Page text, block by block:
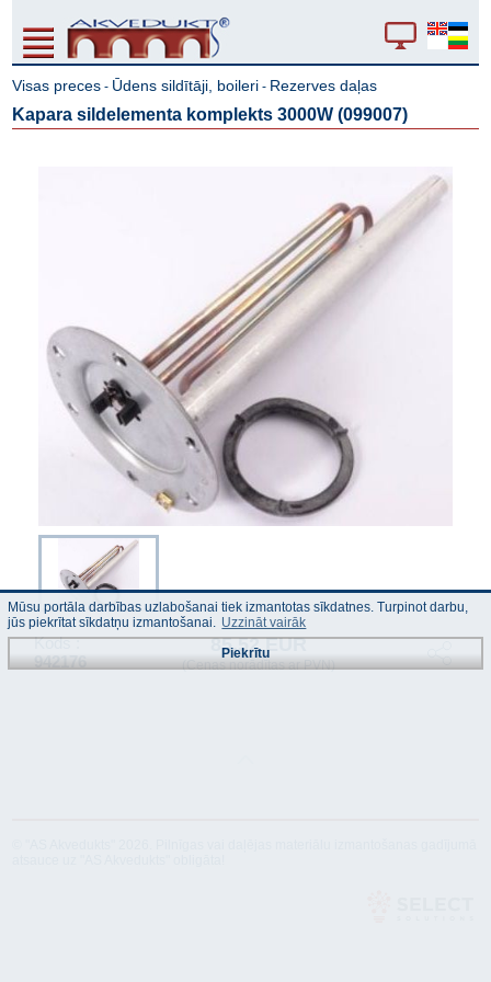
Visas preces - Ūdens sildītāji, boileri - Rezerves daļas
Kapara sildelementa komplekts 3000W (099007)
Kods :
942176
85.52 EUR
(Cenas norādītas ar PVN)
Mūsu portāla darbības uzlabošanai tiek izmantotas sīkdatnes. Turpinot darbu,
jūs piekrītat sīkdatņu izmantošanai. Uzzināt vairāk
Piekrītu